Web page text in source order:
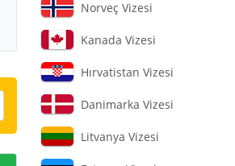
Norveç Vizesi
Kanada Vizesi
Hırvatistan Vizesi
Danimarka Vizesi
Litvanya Vizesi